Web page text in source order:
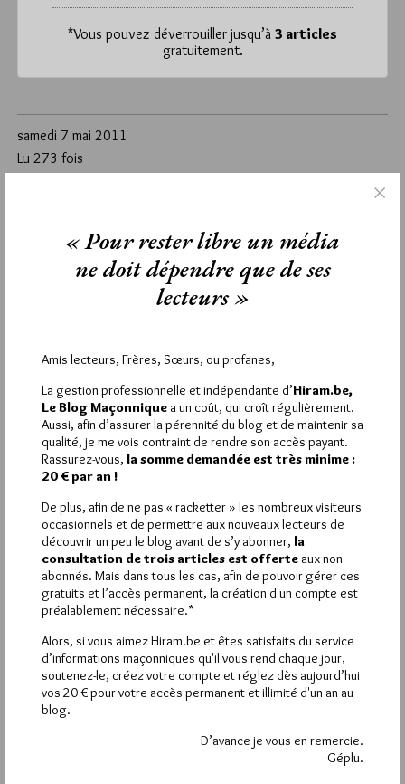
*Vous pouvez déverrouiller jusqu’à 3 articles
gratuitement.
samedi 7 mai 2011
Lu 273 fois
La rédaction de commentaires est
Si vous souhaitez rédiger des
commentaires, vous devez :
VOUS INSCRIRE
Déjà inscrit(e) ?Connectez-vous
Hier mercredi 5 août 2026, Hiram.be a reçu
visites
et 2 502 pages ont été lues (Source :
Pirsch.io)
Plus d’informations
« Pour rester libre un média
ne doit dépendre que de ses
lecteurs »
Amis lecteurs, Frères, Sœurs, ou profanes,
La gestion professionnelle et indépendante d’Hiram.be,
Le Blog Maçonnique a un coût, qui croît régulièrement.
Aussi, afin d’assurer la pérennité du blog et de maintenir sa
qualité, je me vois contraint de rendre son accès payant.
Rassurez-vous, la somme demandée est très minime :
20 € par an !
De plus, afin de ne pas « racketter » les nombreux visiteurs
occasionnels et de permettre aux nouveaux lecteurs de
découvrir un peu le blog avant de s’y abonner, la
consultation de trois articles est offerte aux non
abonnés. Mais dans tous les cas, afin de pouvoir gérer ces
gratuits et l’accès permanent, la création d'un compte est
préalablement nécessaire.*
Alors, si vous aimez Hiram.be et êtes satisfaits du service
d’informations maçonniques qu'il vous rend chaque jour,
soutenez-le, créez votre compte et réglez dès aujourd’hui
vos 20 € pour votre accès permanent et illimité d'un an au
blog.
D’avance je vous en remercie.
Géplu.